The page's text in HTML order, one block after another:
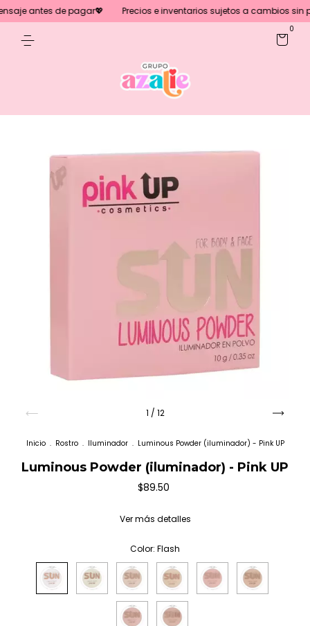
antes de pagar💖 Precios e inventarios sujetos a cambios sin
0
1 / 12
Inicio . Rostro . Iluminador . Luminous Powder (iluminador) - Pink UP
Luminous Powder (iluminador) - Pink UP
$89.50
Ver más detalles
Color: Flash